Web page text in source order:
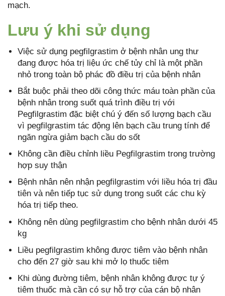
mạch.
Lưu ý khi sử dụng
Việc sử dụng pegfilgrastim ở bệnh nhân ung thư
đang được hóa trị liệu ức chế tủy chỉ là một phần
nhỏ trong toàn bộ phác đồ điều trị của bệnh nhân
Bắt buộc phải theo dõi công thức máu toàn phần của
bệnh nhân trong suốt quá trình điều trị với
Pegfilgrastim đặc biệt chú ý đến số lượng bạch cầu
vì pegfilgrastim tác động lên bạch cầu trung tính để
ngăn ngừa giảm bạch cầu do sốt
Không cần điều chỉnh liều Pegfilgrastim trong trường
hợp suy thận
Bệnh nhân nên nhận pegfilgrastim với liều hóa trị đầu
tiên và nên tiếp tục sử dụng trong suốt các chu kỳ
hóa trị tiếp theo.
Không nên dùng pegfilgrastim cho bệnh nhân dưới 45
kg
Liều pegfilgrastim không được tiêm vào bệnh nhân
cho đến 27 giờ sau khi mở lọ thuốc tiêm
Khi dùng đường tiêm, bệnh nhân không được tự ý
tiêm thuốc mà cần có sự hỗ trợ của cán bộ nhân